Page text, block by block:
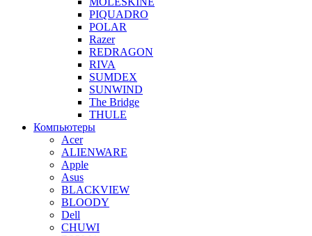
PIQUADRO
POLAR
Razer
REDRAGON
RIVA
SUMDEX
SUNWIND
The Bridge
THULE
Компьютеры
Acer
ALIENWARE
Apple
Asus
BLACKVIEW
BLOODY
Dell
CHUWI